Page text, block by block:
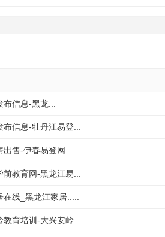
信息-黑龙...
信息-牡丹江易登...
出售-伊春易登网
教育网-黑龙江易...
线_黑龙江家居.....
育培训-大兴安岭...